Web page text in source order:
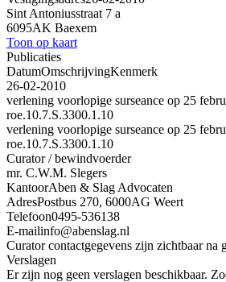
Sint Antoniusstraat 7 a
6095AK Baexem
Toon op kaart
Publicaties
DatumOmschrijvingKenmerk
26-02-2010
verlening voorlopige surseance op 25
roe.10.7.S.3300.1.10
verlening voorlopige surseance op 25
roe.10.7.S.3300.1.10
Curator / bewindvoerder
mr. C.W.M. Slegers
KantoorAben & Slag Advocaten
AdresPostbus 270, 6000AG Weert
Telefoon0495-536138
E-mailinfo@abenslag.nl
Curator contactgegevens zijn zichtbaar na
Verslagen
Er zijn nog geen verslagen beschikbaar.